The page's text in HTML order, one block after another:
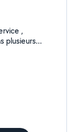
,
plusieurs